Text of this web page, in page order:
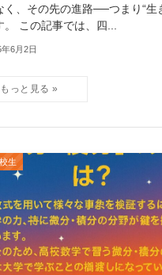
く、その先の進路──つまり“生
。 この記事では、四...
6月2日
生